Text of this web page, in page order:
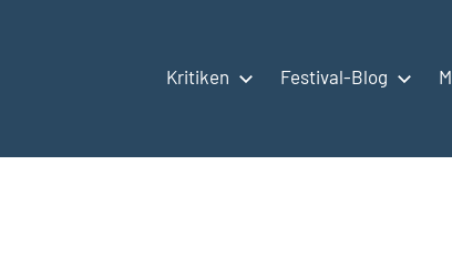
Kritiken Festival-Blog